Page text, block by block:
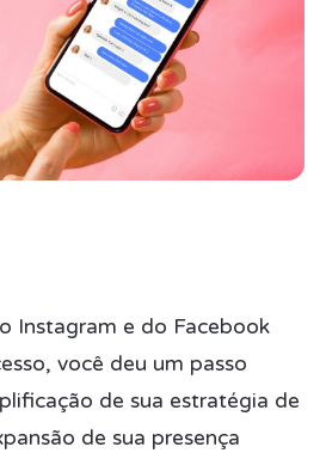
Instagram e do Facebook
você deu um passo
de sua estratégia de
de sua presença